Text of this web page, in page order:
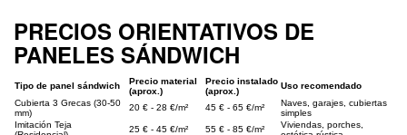
PRECIOS ORIENTATIVOS DE
PANELES SÁNDWICH
Tipo de panel sándwich
Precio material
(aprox.)
Precio instalado
(aprox.)
Uso recomendado
Cubierta 3 Grecas (30-50
mm)
20 € - 28 €/m² 45 € - 65 €/m²
Naves, garajes, cubiertas
simples
Imitación Teja
25 € - 45 €/m² 55 € - 85 €/m²
Viviendas, porches,